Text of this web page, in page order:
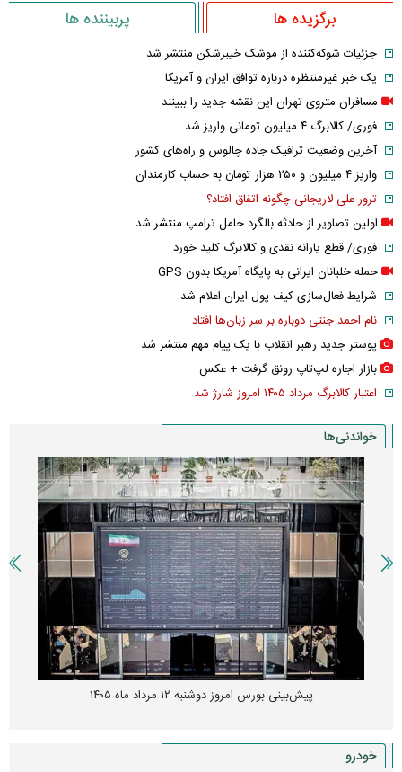
برگزیده ها پربیننده ها
جزئیات شوکه‌کننده از موشک خیبرشکن منتشر شد
یک خبر غیرمنتظره درباره توافق ایران و آمریکا
مسافران متروی تهران این نقشه جدید را ببینند
فوری/ کالابرگ ۴ میلیون تومانی واریز شد
آخرین وضعیت ترافیک جاده چالوس و راه‌های کشور
واریز ۴ میلیون و ۲۵۰ هزار تومان به حساب کارمندان
ترور علی لاریجانی چگونه اتفاق افتاد؟
اولین تصاویر از حادثه بالگرد حامل ترامپ منتشر شد
فوری/ قطع یارانه نقدی و کالابرگ کلید خورد
حمله خلبانان ایرانی به پایگاه آمریکا بدون GPS
شرایط فعال‌سازی کیف پول ایران اعلام شد
نام احمد جنتی دوباره بر سر زبان‌ها افتاد
پوستر جدید رهبر انقلاب با یک پیام مهم منتشر شد
بازار اجاره لپ‌تاپ رونق گرفت + عکس
اعتبار کالابرگ مرداد ۱۴۰۵ امروز شارژ شد
خواندنی‌ها
پیش‌بینی بورس امروز دوشنبه ۱۲ مرداد ماه ۱۴۰۵
خودرو